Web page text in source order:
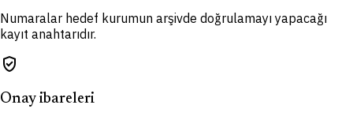
Numaralar hedef kurumun arşivde doğrulamayı yapacağı
kayıt anahtarıdır.
verified_user
Onay ibareleri